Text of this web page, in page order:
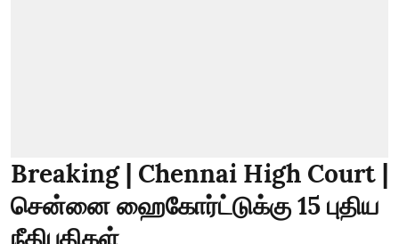
Breaking | Chennai High Court |
சென்னை ஹைகோர்ட்டுக்கு 15 புதிய
நீதிபதிகள்